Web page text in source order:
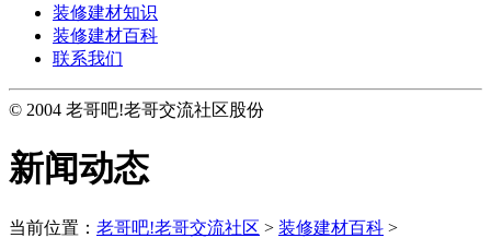
装修建材知识
装修建材百科
联系我们
© 2004 老哥吧!老哥交流社区股份
新闻动态
当前位置： 老哥吧!老哥交流社区 > 装修建材百科 >